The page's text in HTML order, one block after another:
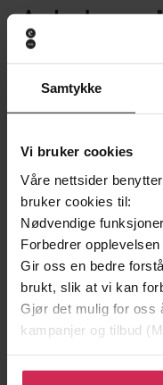
Samtykke
Vi bruker cookies
Våre nettsider
bruker cookies til:
Nødvendige
Forbedrer
Gir oss en bedre
brukt, slik at vi kan
Gjør det mulig for oss
kampanjer og tilbud
Klikk på «Godta alle»
Andre har
229,-